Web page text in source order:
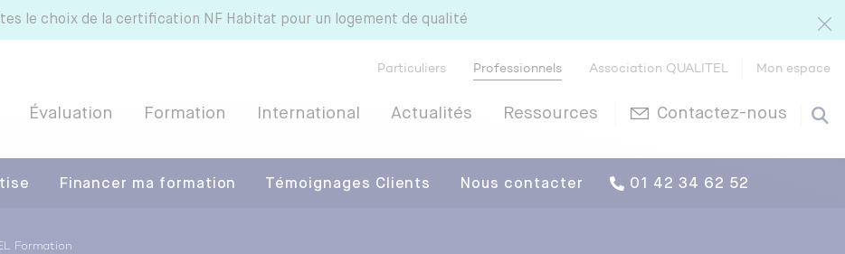
le choix de la certification NF Habitat pour un logement de qualité
Particuliers Professionnels Association QUALITEL Mon espace
Évaluation Formation International Actualités Ressources Contactez-nous
Financer ma formation Témoignages Clients 01 42 34 62 52
Formation